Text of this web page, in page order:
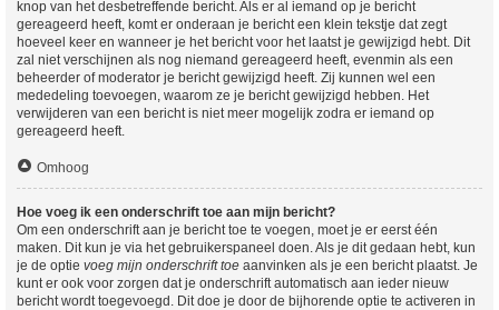
knop van het desbetreffende bericht. Als er al iemand op je bericht
gereageerd heeft, komt er onderaan je bericht een klein tekstje dat zegt
hoeveel keer en wanneer je het bericht voor het laatst je gewijzigd hebt. Dit
zal niet verschijnen als nog niemand gereageerd heeft, evenmin als een
beheerder of moderator je bericht gewijzigd heeft. Zij kunnen wel een
mededeling toevoegen, waarom ze je bericht gewijzigd hebben. Het
verwijderen van een bericht is niet meer mogelijk zodra er iemand op
gereageerd heeft.
Omhoog
Hoe voeg ik een onderschrift toe aan mijn bericht?
Om een onderschrift aan je bericht toe te voegen, moet je er eerst één
maken. Dit kun je via het gebruikerspaneel doen. Als je dit gedaan hebt, kun
je de optie voeg mijn onderschrift toe aanvinken als je een bericht plaatst. Je
kunt er ook voor zorgen dat je onderschrift automatisch aan ieder nieuw
bericht wordt toegevoegd. Dit doe je door de bijhorende optie te activeren in